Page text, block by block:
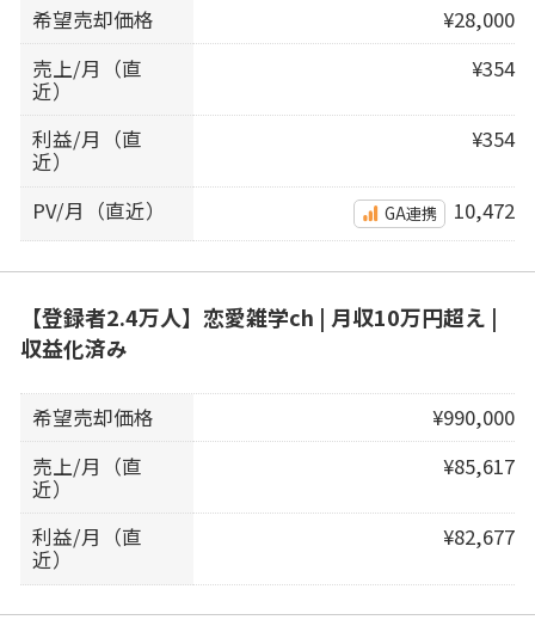
希望売却価格
¥28,000
売上/月（直
近）
¥354
利益/月（直
近）
¥354
PV/月（直近） GA連携 10,472
【登録者2.4万人】恋愛雑学ch | 月収10万円超え |
収益化済み
希望売却価格
¥990,000
売上/月（直
近）
¥85,617
利益/月（直
近）
¥82,677